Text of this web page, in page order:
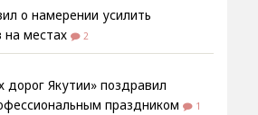
о намерении усилить
на местах
2
дорог Якутии» поздравил
праздником
1